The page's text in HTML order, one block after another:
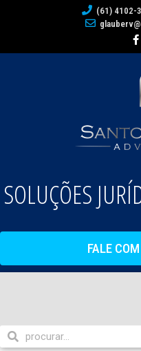
(61) 4102-
SOLUÇÕES
FALE